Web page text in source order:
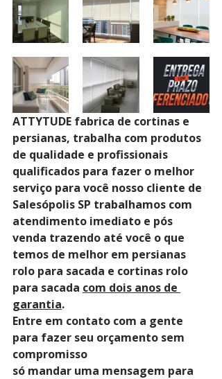
ATTYTUDE fabrica de cortinas e
persianas, trabalha com produtos
de qualidade e profissionais
qualificados para fazer o melhor
serviço para você nosso cliente de
Salesópolis SP trabalhamos com
atendimento imediato e pós
venda trazendo até você o que
temos de melhor em persianas
rolo para sacada e cortinas rolo
para sacada com dois anos de
garantia.
Entre em contato com a gente
para fazer seu orçamento sem
compromisso
só mandar uma mensagem para